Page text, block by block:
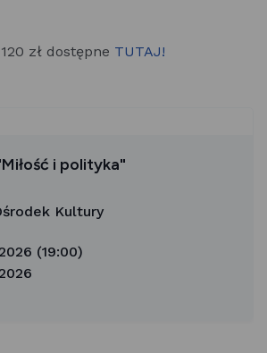
zł dostępne TUTAJ!
i polityka"
Kultury
(19:00)